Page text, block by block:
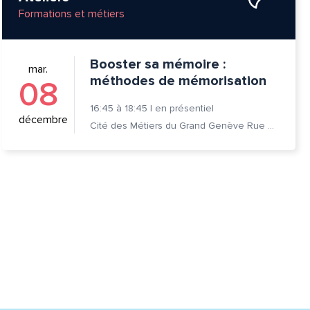
Formations et métiers
mar.
08
décembre
Booster sa mémoire :
méthodes de mémorisation
16:45 à 18:45 | en présentiel
Cité des Métiers du Grand Genève Rue Prévost-Martin 6 1205 Genève